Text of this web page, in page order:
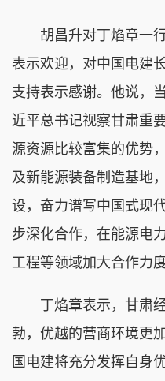
胡昌升对丁焰章一行
表示欢迎，对中国电建
支持表示感谢。他说，
近平总书记视察甘肃重
源资源比较富集的优势
及新能源装备制造基地
设，奋力谱写中国式现
步深化合作，在能源电
工程等领域加大合作力
丁焰章表示，甘肃经
勃，优越的营商环境更
国电建将充分发挥自身